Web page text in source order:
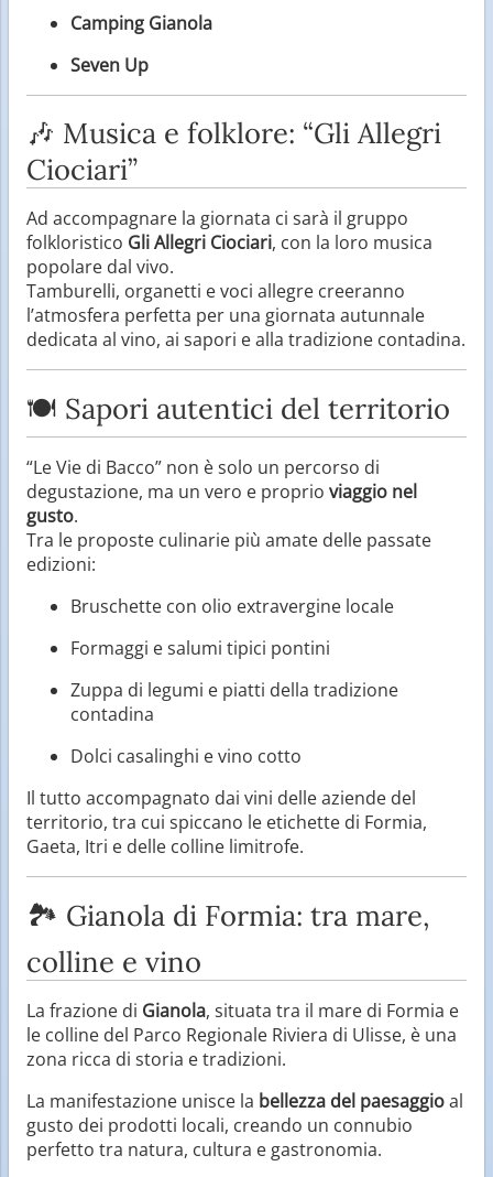
Camping Gianola
Seven Up
🎶 Musica e folklore: “Gli Allegri
Ciociari”
Ad accompagnare la giornata ci sarà il gruppo
folkloristico Gli Allegri Ciociari, con la loro musica
popolare dal vivo.
Tamburelli, organetti e voci allegre creeranno
l’atmosfera perfetta per una giornata autunnale
dedicata al vino, ai sapori e alla tradizione contadina.
🍽️ Sapori autentici del territorio
“Le Vie di Bacco” non è solo un percorso di
degustazione, ma un vero e proprio viaggio nel
gusto.
Tra le proposte culinarie più amate delle passate
edizioni:
Bruschette con olio extravergine locale
Formaggi e salumi tipici pontini
Zuppa di legumi e piatti della tradizione
contadina
Dolci casalinghi e vino cotto
Il tutto accompagnato dai vini delle aziende del
territorio, tra cui spiccano le etichette di Formia,
Gaeta, Itri e delle colline limitrofe.
🏞️ Gianola di Formia: tra mare,
colline e vino
La frazione di Gianola, situata tra il mare di Formia e
le colline del Parco Regionale Riviera di Ulisse, è una
zona ricca di storia e tradizioni.
La manifestazione unisce la bellezza del paesaggioal
gusto dei prodotti locali, creando un connubio
perfetto tra natura, cultura e gastronomia.